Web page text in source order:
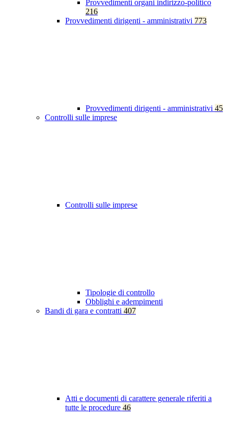
Provvedimenti organi indirizzo-politico
216
Provvedimenti dirigenti - amministrativi 773
Provvedimenti dirigenti - amministrativi 45
Controlli sulle imprese
Controlli sulle imprese
Tipologie di controllo
Obblighi e adempimenti
Bandi di gara e contratti 407
Atti e documenti di carattere generale riferiti a
tutte le procedure 46